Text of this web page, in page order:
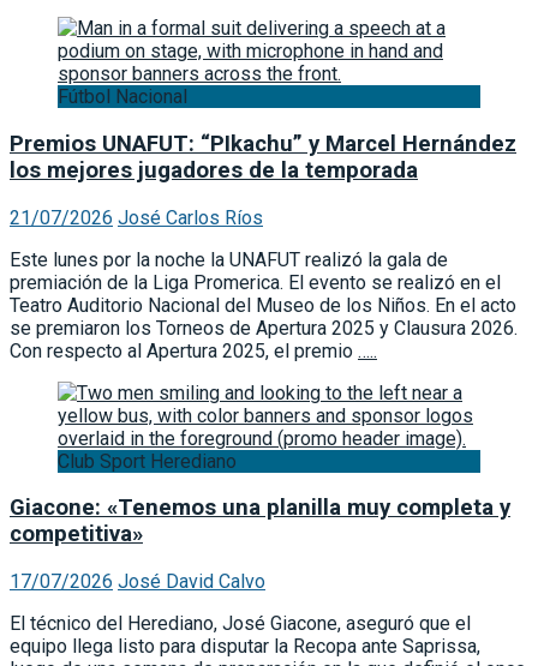
Fútbol Nacional
Premios UNAFUT: “PIkachu” y Marcel Hernández
los mejores jugadores de la temporada
21/07/2026 José Carlos Ríos
Este lunes por la noche la UNAFUT realizó la gala de
premiación de la Liga Promerica. El evento se realizó en el
Teatro Auditorio Nacional del Museo de los Niños. En el acto
se premiaron los Torneos de Apertura 2025 y Clausura 2026.
Con respecto al Apertura 2025, el premio …..
Club Sport Herediano
Giacone: «Tenemos una planilla muy completa y
competitiva»
17/07/2026 José David Calvo
El técnico del Herediano, José Giacone, aseguró que el
equipo llega listo para disputar la Recopa ante Saprissa,